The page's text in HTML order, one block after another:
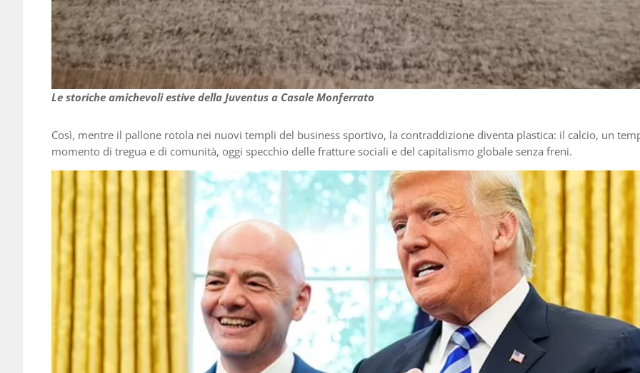
Le storiche amichevoli estive della Juventus a Casale Monferrato
Così, mentre il pallone rotola nei nuovi templi del business sportivo, la contraddizione diventa plastica: il calcio, un
momento di tregua e di comunità, oggi specchio delle fratture sociali e del capitalismo globale senza freni.